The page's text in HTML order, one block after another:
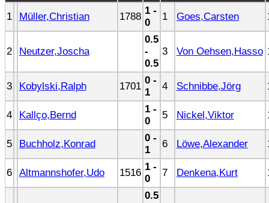
1 Müller,Christian 1788
1 -
0
1 Goes,Carsten
2 Neutzer,Joscha
0.5
-
0.5
3 Von Oehsen,Hasso
3 Kobylski,Ralph 1701
0 -
1
4 Schnibbe,Jörg
4 Kallço,Bernd
1 -
0
5 Nickel,Viktor
5 Buchholz,Konrad
0 -
1
6 Löwe,Alexander
6 Altmannshofer,Udo 1516
1 -
0
7 Denkena,Kurt
0.5